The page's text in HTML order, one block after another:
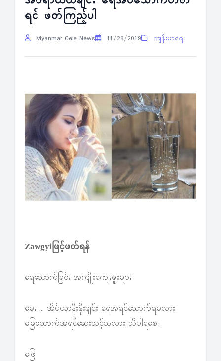
ရင် ဖတ်ကြည့်ပါ
Myanmar Cele News 11/28/2019 ကျန်းမာရေး
Zawgyiဖြင့်ဖတ်ရန်
ရေသောက်ခြင်း အကျိုးကျေးဇူးများ
မေး … အိပ်ယာနိုးနိုးချင်း ရေအရင်သောက်ရမလား
ခြေထောက်အရင်ဆေးသင့်သလား သိပါရစေ။
ဖြေ